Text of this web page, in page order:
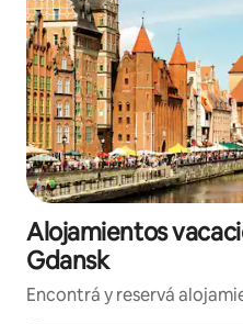
Alojamientos
Gdansk
Encontrá y reservá